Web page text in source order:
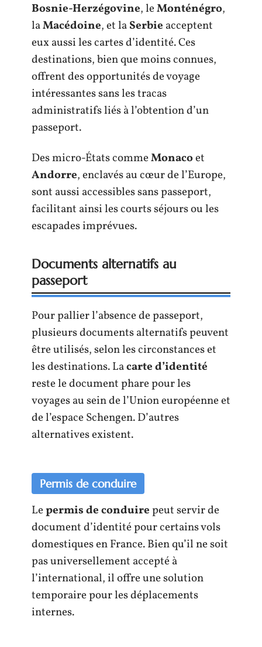
Bosnie-Herzégovine, leMonténégro,
laMacédoine, et laSerbie acceptent
eux aussi les cartes d’identité. Ces
destinations, bien que moins connues,
offrent des opportunités de voyage
intéressantes sans les tracas
administratifs liés à l’obtention d’un
passeport.
Des micro-États commeMonacoet
Andorre, enclavés au cœur de l’Europe,
sont aussi accessibles sans passeport,
facilitant ainsi les courts séjours ou les
escapades imprévues.
Documents alternatifs au
passeport
Pour pallier l’absence de passeport,
plusieurs documents alternatifs peuvent
être utilisés, selon les circonstances et
les destinations. Lacarte d’identité
reste le document phare pour les
voyages au sein de l’Union européenne et
de l’espace Schengen. D’autres
alternatives existent.
Permis de conduire
Lepermis de conduirepeut servir de
document d’identité pour certains vols
domestiques en France. Bien qu’il ne soit
pas universellement accepté à
l’international, il offre une solution
temporaire pour les déplacements
internes.